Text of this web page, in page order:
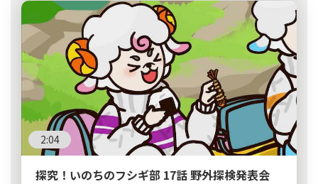
2:04
探究！いのちのフシギ部 17話 野外探検発表会